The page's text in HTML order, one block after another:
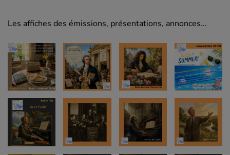
Les affiches des émissions, présentations, annonces...